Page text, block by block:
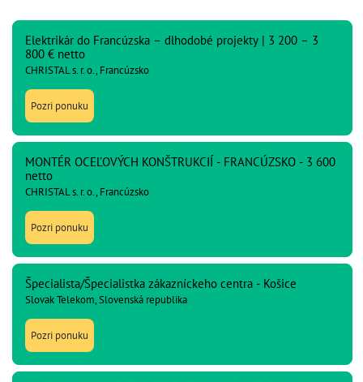
Elektrikár do Francúzska – dlhodobé projekty | 3 200 – 3
800 € netto
CHRISTAL s. r. o., Francúzsko
Pozri ponuku
MONTÉR OCEĽOVÝCH KONŠTRUKCIÍ - FRANCÚZSKO - 3 600
netto
CHRISTAL s. r. o., Francúzsko
Pozri ponuku
Špecialista/Špecialistka zákazníckeho centra - Košice
Slovak Telekom, Slovenská republika
Pozri ponuku